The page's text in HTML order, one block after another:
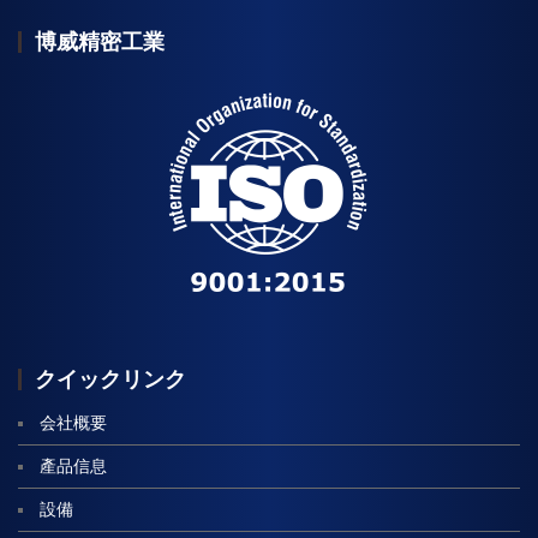
博威精密工業
クイックリンク
会社概要
產品信息
設備